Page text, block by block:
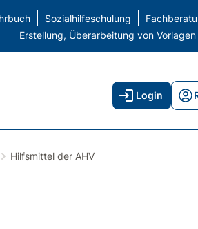
Sozialhilfeschulung
Erstellung, Überarbeitung von
Login
Hilfsmittel der AHV